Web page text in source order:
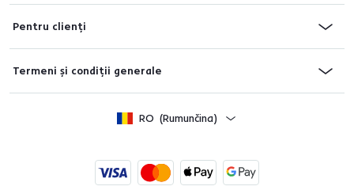
Pentru clienți
Termeni și condiții generale
RO (Rumunčina)